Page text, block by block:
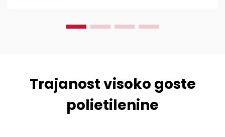
Trajanost visoko goste
polietilenine